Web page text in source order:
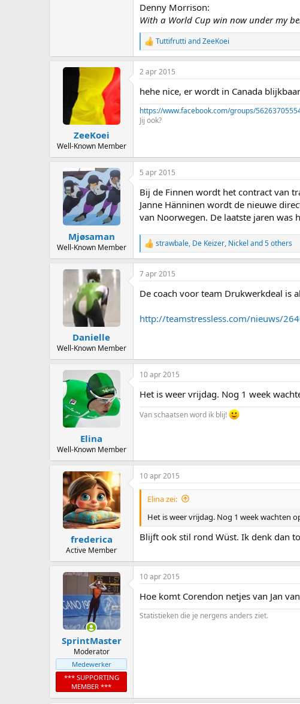
Denny Morrison:
With a World Cup win now under my
R
e
a
c
i
o
n
s
Tuttifrutti andZeeKoei
ZeeKoei
Well-Known Member
2 apr 2015
hehe nice, er wordt in Canada
https://www.facebook.com/groups/
Jij ook?
Mjøsaman
Well-Known Member
5 apr 2015
Bij de Finnen wordt het contract van
Janne Hänninen wordt de nieuwe
van Noorwegen. De laatste jaren was
R
e
a
c
i
n
s
strawbale, De Keizer, Nickel and 5 others
Danielle
Well-Known Member
7 apr 2015
De coach voor team Drukwerkdeal is
http://teamstressless.com/nieuws/
Elina
Well-Known Member
10 apr 2015
Het is weer vrijdag. Nog 1 week
Van schaatsen word ik blij!
frederica
Active Member
10 apr 2015
Elina zei:
Het is weer vrijdag. Nog 1 week wachten
Blijft ook stil rond Wüst. Ik denk dan
SprintMaster
Moderator
Medewerker
*** SUPPORTING
MEMBER ***
10 apr 2015
Hoe komt Corendon netjes van Jan
Statistieken die je nergens anders ziet.